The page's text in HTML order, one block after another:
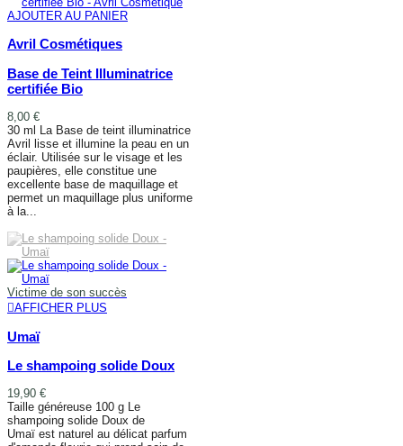
AJOUTER AU PANIER
Avril Cosmétiques
Base de Teint Illuminatrice
certifiée Bio
8,00 €
30 ml La Base de teint illuminatrice
Avril lisse et illumine la peau en un
éclair. Utilisée sur le visage et les
paupières, elle constitue une
excellente base de maquillage et
permet un maquillage plus uniforme
à la...
Victime de son succès
AFFICHER PLUS
Umaï
Le shampoing solide Doux
19,90 €
Taille généreuse 100 g Le
shampoing solide Doux de
Umaï est naturel au délicat parfum